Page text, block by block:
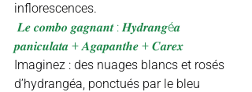
inflorescences.
𝑳𝒆 𝒄𝒐𝒎𝒃𝒐 𝒈𝒂𝒈𝒏𝒂𝒏𝒕 : 𝑯𝒚𝒅𝒓𝒂𝒏𝒈é𝒂
𝒑𝒂𝒏𝒊𝒄𝒖𝒍𝒂𝒕𝒂 + 𝑨𝒈𝒂𝒑𝒂𝒏𝒕𝒉𝒆 + 𝑪𝒂𝒓𝒆𝒙
Imaginez : des nuages blancs et rosés
d’hydrangéa, ponctués par le bleu